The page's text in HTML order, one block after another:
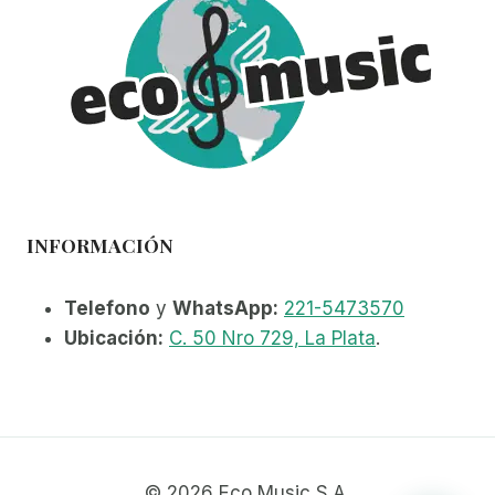
INFORMACIÓN
Telefono y WhatsApp: 221-5473570
Ubicación: C. 50 Nro 729, La Plata.